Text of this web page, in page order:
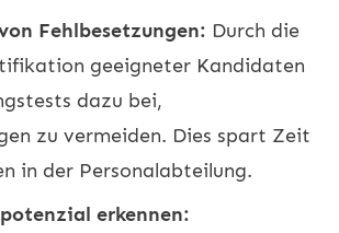
Fehlbesetzungen: Durch die
geeigneter Kandidaten
dazu bei,
zu vermeiden. Dies spart Zeit
in der Personalabteilung.
erkennen: